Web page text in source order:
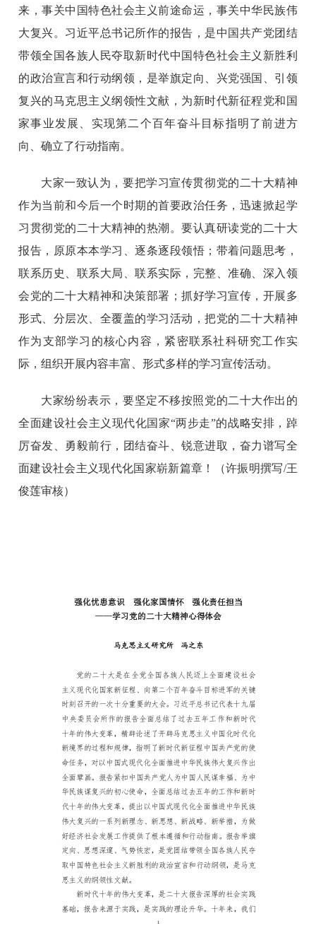
来，事关中国特色社会主义前途命运，事关中华民族伟
大复兴。习近平总书记所作的报告，是中国共产党团结
带领全国各族人民夺取新时代中国特色社会主义新胜利
的政治宣言和行动纲领，是举旗定向、兴党强国、引领
复兴的马克思主义纲领性文献，为新时代新征程党和国
家事业发展、实现第二个百年奋斗目标指明了前进方
向、确立了行动指南。
大家一致认为，要把学习宣传贯彻党的二十大精神
作为当前和今后一个时期的首要政治任务，迅速掀起学
习贯彻党的二十大精神的热潮。要认真研读党的二十大
报告，原原本本学习、逐条逐段领悟；带着问题思考，
联系历史、联系大局、联系实际，完整、准确、深入领
会党的二十大精神和决策部署；抓好学习宣传，开展多
形式、分层次、全覆盖的学习活动，把党的二十大精神
作为支部学习的核心内容，紧密联系社科研究工作实
际，组织开展内容丰富、形式多样的学习宣传活动。
大家纷纷表示，要坚定不移按照党的二十大作出的
全面建设社会主义现代化国家“两步走”的战略安排，踔
厉奋发、勇毅前行，团结奋斗、锐意进取，奋力谱写全
面建设社会主义现代化国家崭新篇章！（许振明撰写/王
俊莲审核）